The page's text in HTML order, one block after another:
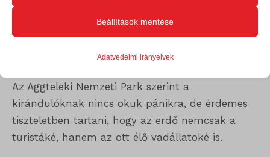
A barna medve Magyarországon fokozottan
védett faj. Természetvédelmi értéke 250 ezer
jogszabályba ütközik.
Az Aggteleki Nemzeti Park szerint a
kirándulóknak nincs okuk pánikra, de érdemes
tiszteletben tartani, hogy az erdő nemcsak a
turistáké, hanem az ott élő vadállatoké is.
működéséhez. Ezek a sütik és szolgáltatások a GDPR szerint nem
igénylik a felhasználó hozzájárulását.
googtrans
Statisztikai
A statisztikai sütik és szolgáltatások felhasználási információkat
Beállítások mentése
Adatvédelmi irányelvek